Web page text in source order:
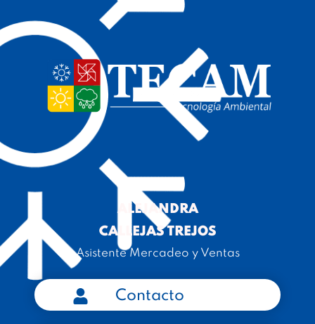
ALEJANDRA
CALLEJAS TREJOS
Asistente Mercadeo y Ventas
Contacto